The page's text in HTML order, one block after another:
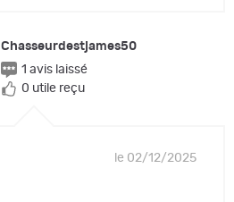
Chasseurdestjames50
1 avis laissé
0 utile reçu
le 02/12/2025